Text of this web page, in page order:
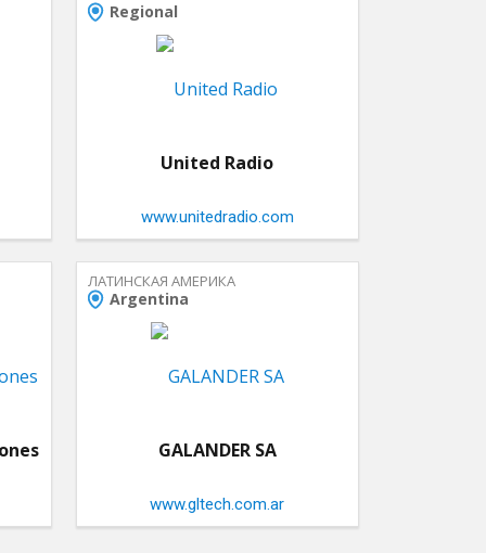
Regional
United Radio
www.unitedradio.com
ЛАТИНСКАЯ АМЕРИКА
Argentina
GALANDER SA
www.gltech.com.ar